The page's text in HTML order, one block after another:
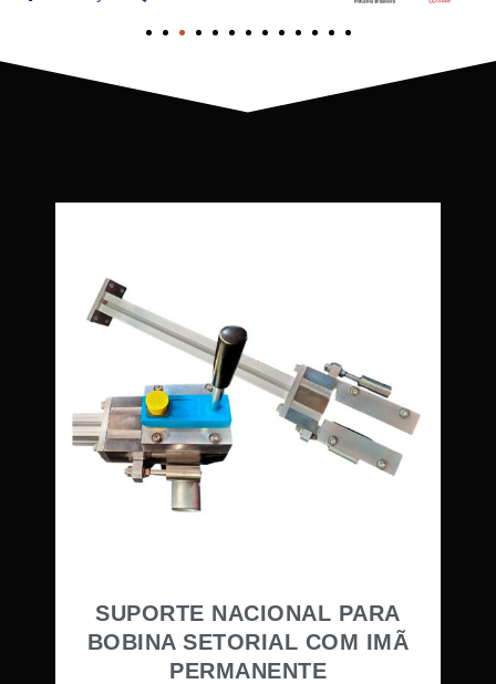
SUPORTE NACIONAL PARA
BOBINA SETORIAL COM IMÃ
PERMANENTE